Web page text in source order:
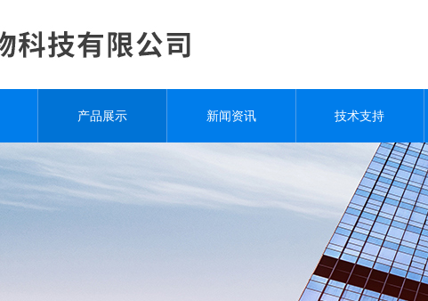
产品展示 新闻资讯 技术支持